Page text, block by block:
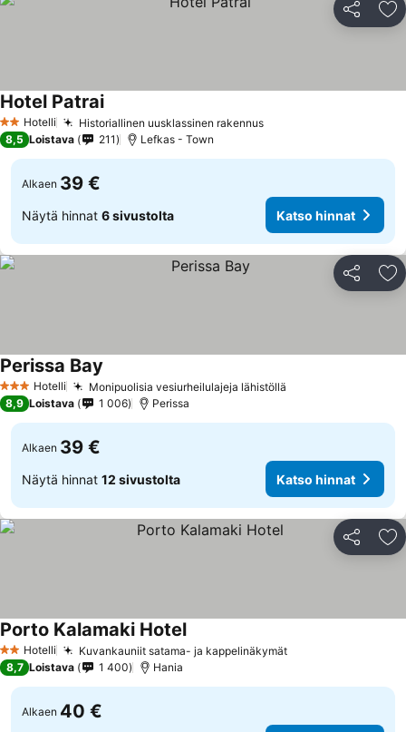
Jaa
2 Tähtiluokitus
Hotelli Historiallinen uusklassinen rakennus
Hotel Patrai
8,5 Loistava 211 Lefkas - Town
Alkaen 39 €
Näytä hinnat 6 sivustolta Katso hinnat
Jaa
3 Tähtiluokitus
Hotelli Monipuolisia vesiurheilulajeja lähistöllä
Perissa Bay
8,9 Loistava 1 006 Perissa
Alkaen 39 €
Näytä hinnat 12 sivustolta Katso hinnat
Jaa
2 Tähtiluokitus
Hotelli Kuvankauniit satama- ja kappelinäkymät
Porto Kalamaki Hotel
8,7 Loistava 1 400 Hania
Alkaen 40 €